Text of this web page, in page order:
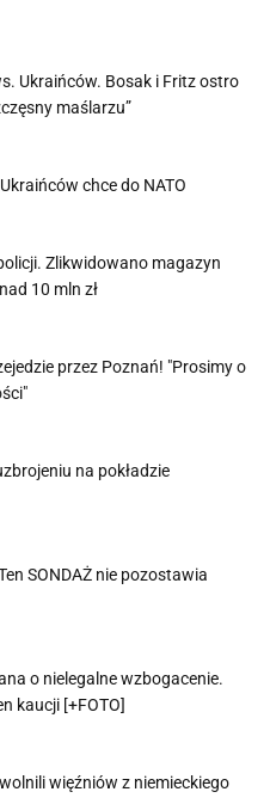
Ukraińców. Bosak i Fritz ostro
maślarzu”
chce do NATO
Zlikwidowano magazyn
10 mln zł
przez Poznań! "Prosimy o
na pokładzie
SONDAŻ nie pozostawia
o nielegalne wzbogacenie.
kaucji [+FOTO]
więźniów z niemieckiego